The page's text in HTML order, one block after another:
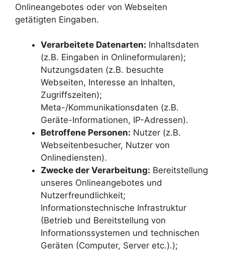
Onlineangebotes oder von Webseiten
getätigten Eingaben.
Verarbeitete Datenarten: Inhaltsdaten
(z.B. Eingaben in Onlineformularen);
Nutzungsdaten (z.B. besuchte
Webseiten, Interesse an Inhalten,
Zugriffszeiten);
Meta-/Kommunikationsdaten (z.B.
Geräte-Informationen, IP-Adressen).
Betroffene Personen: Nutzer (z.B.
Webseitenbesucher, Nutzer von
Onlinediensten).
Zwecke der Verarbeitung: Bereitstellung
unseres Onlineangebotes und
Nutzerfreundlichkeit;
Informationstechnische Infrastruktur
(Betrieb und Bereitstellung von
Informationssystemen und technischen
Geräten (Computer, Server etc.).);